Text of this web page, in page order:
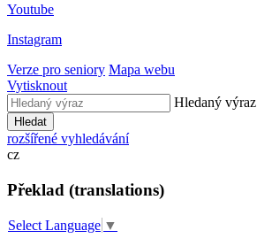
Youtube
Instagram
Verze pro seniory Mapa webu
Vytisknout
Hledaný výraz
Hledat
rozšířené vyhledávání
cz
Překlad (translations)
Select Language ▼